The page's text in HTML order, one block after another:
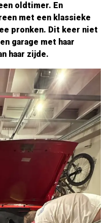
oldtimer. En
met een klassieke
pronken. Dit keer niet
garage met haar
haar zijde.